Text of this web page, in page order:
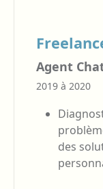
Agent
2019 à 2020
des